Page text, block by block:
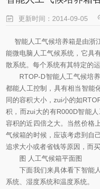
更新时间：2014-09-05
智能人工气候培养箱是由浙
能微电脑人工气候系统，它具
散系统。每个系统有其特定的
RTOP-D智能人工气候培养
都能人工控制，具有相当智能
同的容积大小，zui小的如
积，而zui大的有R000D智能
容积的近四倍之大。当然价格
气候箱的时候，应该考虑到自
追求大小或者省钱等原因，而
图 人工气候箱平面图
下面我们来具体看下智能人
系统、湿度系统和温度系统。